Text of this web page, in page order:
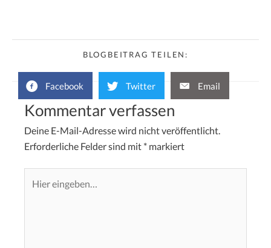
BLOGBEITRAG TEILEN:
Facebook Twitter Email
Kommentar verfassen
Deine E-Mail-Adresse wird nicht veröffentlicht.
Erforderliche Felder sind mit * markiert
eingeben…